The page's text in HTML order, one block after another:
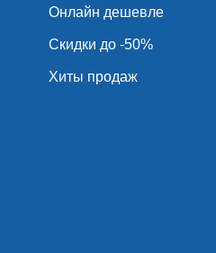
Онлайн дешевле
Скидки до -50%
Хиты продаж